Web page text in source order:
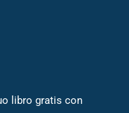
libro gratis con